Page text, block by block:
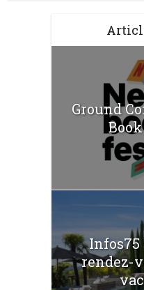
Ground
Infos75
rendez-